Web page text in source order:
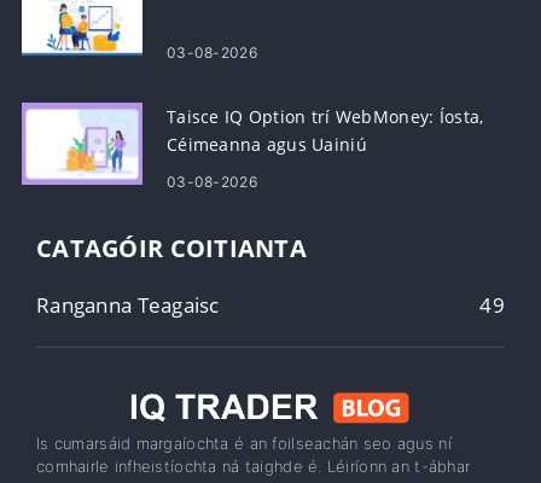
03-08-2026
Taisce IQ Option trí WebMoney: Íosta,
Céimeanna agus Uainiú
03-08-2026
CATAGÓIR COITIANTA
Ranganna Teagaisc 49
Is cumarsáid margaíochta é an foilseachán seo agus ní
comhairle infheistíochta ná taighde é. Léiríonn an t-ábhar